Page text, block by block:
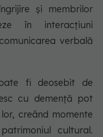
și membrilor
în interacțiuni
verbală
fi deosebit de
cu demență pot
creând momente
cultural.